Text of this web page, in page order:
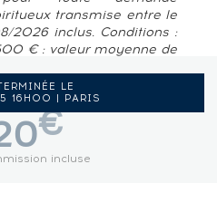
LE
16H00 | PARIS
€
incluse
transmise entre le
2026 inclus. Conditions :
€ : valeur moyenne de
Luxembourg